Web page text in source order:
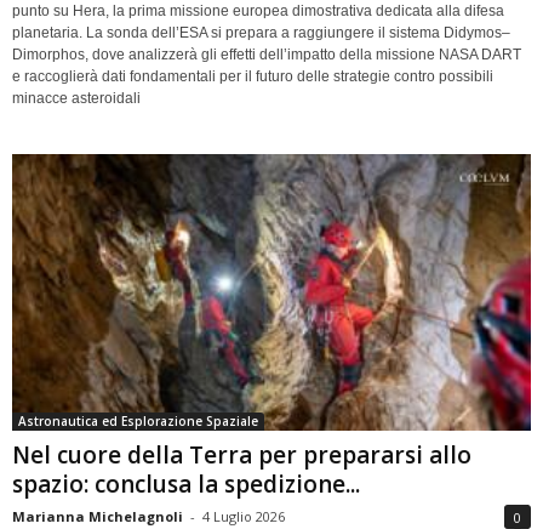
punto su Hera, la prima missione europea dimostrativa dedicata alla difesa
planetaria. La sonda dell’ESA si prepara a raggiungere il sistema Didymos–
Dimorphos, dove analizzerà gli effetti dell’impatto della missione NASA DART
e raccoglierà dati fondamentali per il futuro delle strategie contro possibili
minacce asteroidali
Astronautica ed Esplorazione Spaziale
Nel cuore della Terra per prepararsi allo
spazio: conclusa la spedizione...
Marianna Michelagnoli - 4 Luglio 2026 0